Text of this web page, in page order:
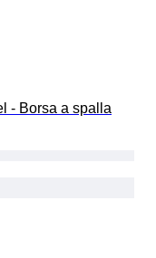
- Borsa a spalla